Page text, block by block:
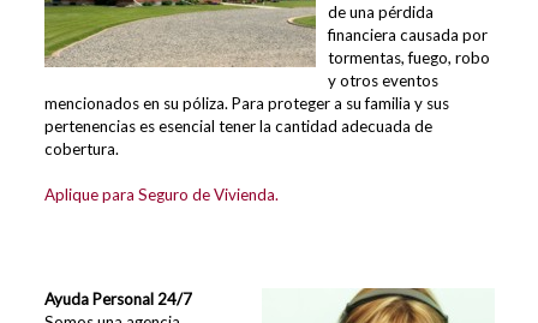
de una pérdida
financiera causada por
tormentas, fuego, robo
y otros eventos
mencionados en su póliza. Para proteger a su familia y sus
pertenencias es esencial tener la cantidad adecuada de
cobertura.
Aplique para Seguro de Vivienda.
Ayuda Personal 24/7